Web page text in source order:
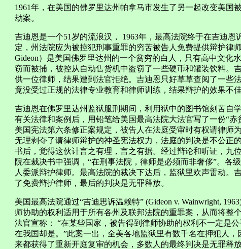
1961年，在美国的佛罗里达州帕拿马市发生了另一起改变美国
劫案。
吉迪恩是一个51岁的流浪汉， 1963年，最高法院终于在吉迪恩
定，州法院应为被控犯刑事重罪的穷苦被告人免费提供辩护律
Gideon）是美国佛罗里达州的一个贫穷的白人，只有高中文化
窃而被捕，被控从自动售货机中盗窃了一些硬币和罐装饮料。
供一位律师，结果遭到法官拒绝。吉迪恩只好草草查阅了一些
竟没受过正规的法律专业教育和律师训练，结果辩护的效果不
吉迪恩在佛罗里达州监狱服刑期间，利用狱中的图书馆刻苦自
有关法律和案例后，用铅笔给美国最高法院大法官写了一份“赤
美国宪法第六条修正案规定，被告人在法庭受审时有权请律师
无理剥夺了请律师辩护的神圣宪法权力，法庭的判决是不公正
书后，觉得这伙计言之有理，言之有据。经过辩论和听证，九
院在裁决书中强调，“在刑事法院，律师是必须而非奢侈”。各
人委派辩护律师。最高法院的裁决下达后，监狱里欢声雷动。
了免费辩护律师，最后的判决是无罪释放。
美国最高法院通过“吉迪思诉温赖特” (Gideon v. Wainwright,
师协助的权利适用于所有各州及联邦法院的重罪案，从而将整
法官宣称： “在某些国家，被告得到律师协助的权利不一定是
在我国却是。”此案一出，全美各地监狱里有数千名在押犯人
来都获得了重新开庭复审的机会，多数人的最终判决是无罪释